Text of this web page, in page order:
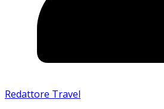
Redattore Travel